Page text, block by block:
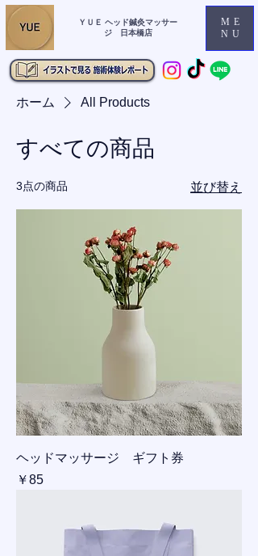
ＹＵＥ ヘッド鍼灸マッサー
ジ 日本橋店
ME
NU
ホーム All Products
すべての商品
3点の商品 並び替え
ヘッドマッサージ ギフト券
価格
￥85